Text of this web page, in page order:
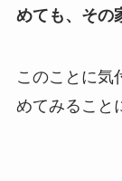
めても、その
このことに気
めてみること